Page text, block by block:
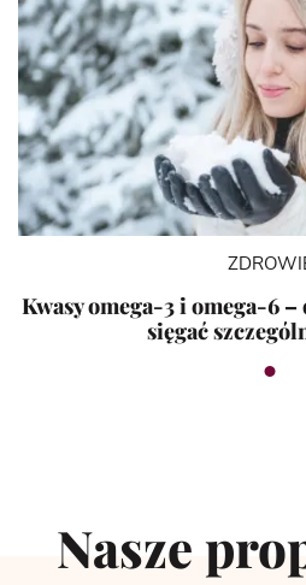
Kwasy omega-3 i omega-6
sięgać
Nasze